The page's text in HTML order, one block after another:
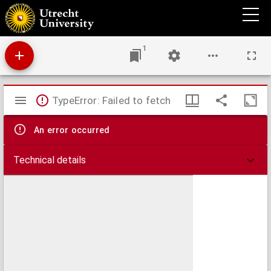
Chansonvormen op het einde van de XVde eeuw : een studie naar aanleiding van
Petrucci's 'Harmonice musices Odhecaton'
1
Mirador
viewer
TypeError: Failed to fetch
An error occurred
Technical details